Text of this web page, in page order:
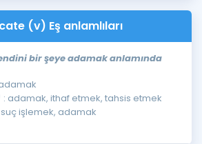
(v) Eş anlamlıları
bir şeye adamak anlamında
: adamak, ithaf etmek, tahsis etmek
suç işlemek, adamak